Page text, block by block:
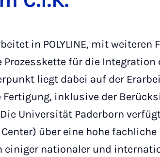
in POLYLINE, mit
Prozesskette für die
liegt dabei auf der
inklusive der
Universität Paderborn
über eine hohe
einiger nationaler und